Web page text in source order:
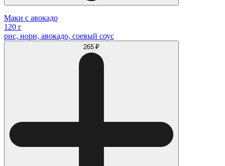
Маки с авокадо
120 г
рис, нори, авокадо, соевый соус
265 ₽